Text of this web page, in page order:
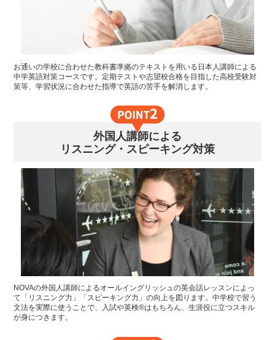
お通いの学校に合わせた教科書準拠のテキストを用いる日本人講師による
中学英語対策コースです。定期テストや志望校合格を目指した高校受験対
策等、学習状況に合わせた指導で英語の苦手を解消します。
外国人講師による
リスニング・スピーキング対策
NOVAの外国人講師によるオールイングリッシュの英会話レッスンによっ
て「リスニング力」「スピーキング力」の向上を図ります。中学校で習う
文法を実際に使うことで、入試や英検®はもちろん、生涯役に立つスキル
が身につきます。